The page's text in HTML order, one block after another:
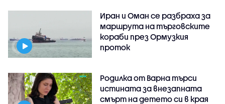
Иран и Оман се разбраха за
маршрута на търговските
кораби през Ормузкия
проток
Родилка от Варна търси
истината за внезапната
смърт на детето си в края